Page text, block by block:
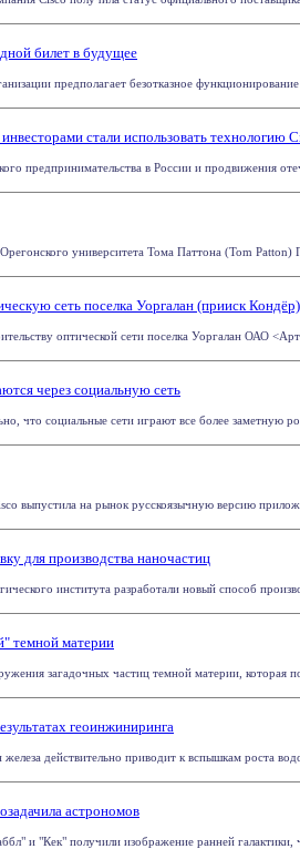
билет в будущее
предполагает безотказное
стали использовать технологию
предпринимательства в России и продвижения
университета Тома Паттона (Tom Patton)
сеть поселка Уоргалан (прииск Кондёр)
оптической сети поселка Уоргалан ОАО
через социальную сеть
что социальные сети играют все более заметную
выпустила на рынок русскоязычную версию
для производства наночастиц
института разработали новый способ
темной материи
загадочных частиц темной материи, которая
геоинжиниринга
действительно приводит к вспышкам роста
астрономов
и "Кек" получили изображение ранней галактики,